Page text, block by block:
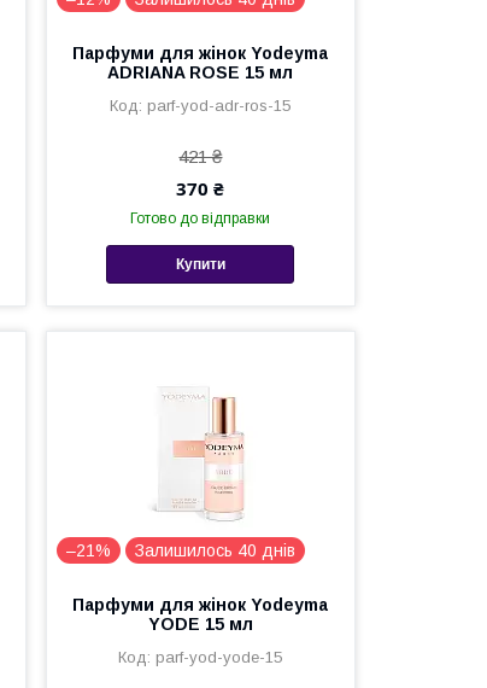
Парфуми для жінок Yodeyma
ADRIANA ROSE 15 мл
parf-yod-adr-ros-15
421 ₴
370 ₴
Готово до відправки
Купити
–21% Залишилось 40 днів
Парфуми для жінок Yodeyma
YODE 15 мл
parf-yod-yode-15